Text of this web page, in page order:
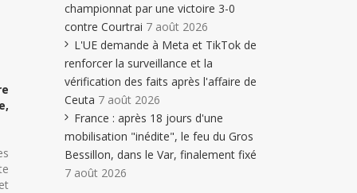
championnat par une victoire 3-0
contre Courtrai 7 août 2026
L'UE demande à Meta et TikTok de
renforcer la surveillance et la
vérification des faits après l'affaire de
Ceuta 7 août 2026
France : après 18 jours d'une
mobilisation "inédite", le feu du Gros
Bessillon, dans le Var, finalement fixé
7 août 2026